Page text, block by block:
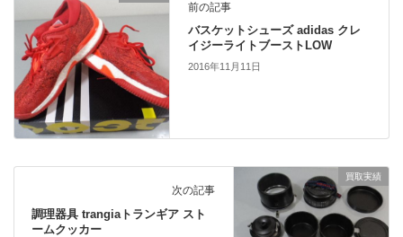
前の記事
バスケットシューズ adidas クレ
イジーライトブーストLOW
2016年11月11日
買取実績
次の記事
調理器具 trangiaトランギア スト
ームクッカー